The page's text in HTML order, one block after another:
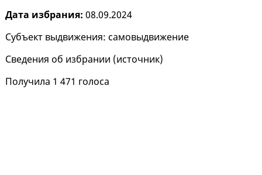
Дата избрания: 08.09.2024
Субъект выдвижения: самовыдвижение
Сведения об избрании (источник)
Получила 1 471 голоса